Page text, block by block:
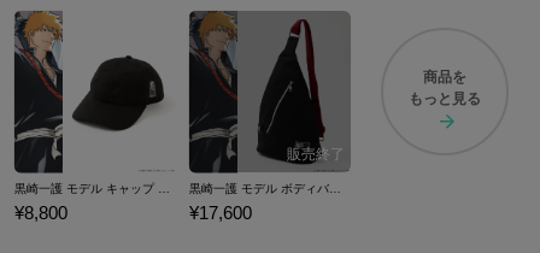
黒崎一護 モデル キャップ BLEACH 千年血戦篇
¥8,800
黒崎一護 モデル ボディバッグ BLEACH 千年血戦篇
¥17,600
商品を
もっと見る